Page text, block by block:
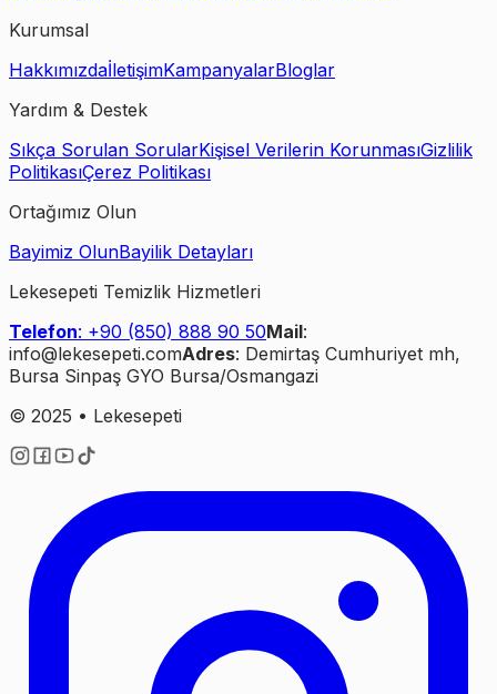
Kurumsal
HakkımızdaİletişimKampanyalarBloglar
Yardım & Destek
Sıkça Sorulan SorularKişisel Verilerin KorunmasıGizlilik
PolitikasıÇerez Politikası
Ortağımız Olun
Bayimiz OlunBayilik Detayları
Lekesepeti Temizlik Hizmetleri
Telefon: +90 (850) 888 90 50Mail:
info@lekesepeti.comAdres: Demirtaş Cumhuriyet mh,
Bursa Sinpaş GYO Bursa/Osmangazi
© 2025 • Lekesepeti